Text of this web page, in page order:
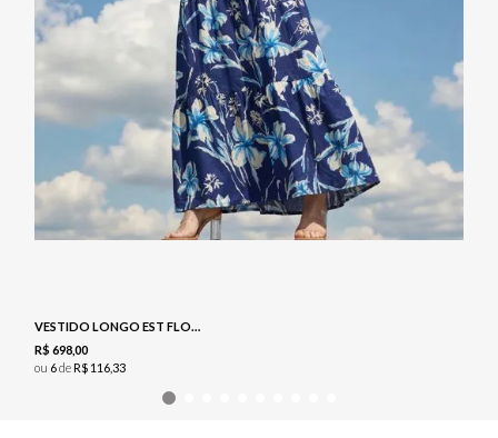
VESTIDO LONGO EST FLORAL - NAVY
R$ 69800
ou 6deR$ 11633